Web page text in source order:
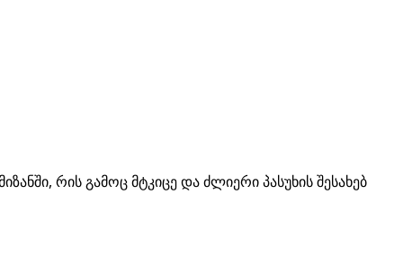
რის გამოც მტკიცე და ძლიერი პასუხის შესახებ